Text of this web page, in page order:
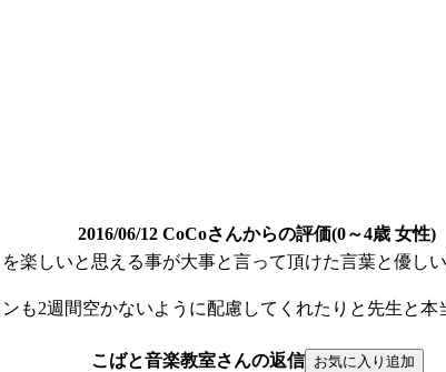
2016/06/12 CoCoさんからの評価(0～4歳 女性)
楽しいと思える事が大事と言って頂けた言葉と優し
も2週間空かないように配慮してくれたりと先生と
こばと音楽教室さんの返信